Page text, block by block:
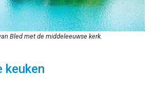
Bled met de middeleeuwse kerk.
keuken